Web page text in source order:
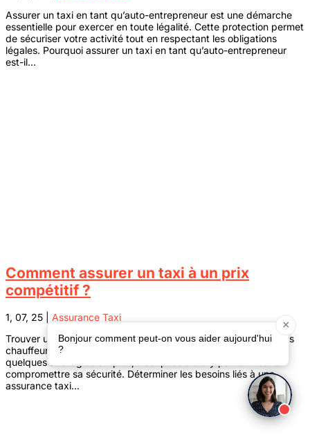
Assurer un taxi en tant qu’auto-entrepreneur est une démarche
essentielle pour exercer en toute légalité. Cette protection permet
de sécuriser votre activité tout en respectant les obligations
légales. Pourquoi assurer un taxi en tant qu’auto-entrepreneur
est-il...
Comment assurer un taxi à un prix
compétitif ?
1, 07, 25
Assurance Taxi
Trouver une assurance taxi prix compétitif est essentiel pour les
chauffeurs souhaitant équilibrer coût et couverture. Grâce à
quelques stratégies simples, il est possible d’y parvenir sans
compromettre sa sécurité. Déterminer les besoins liés à une
assurance taxi...